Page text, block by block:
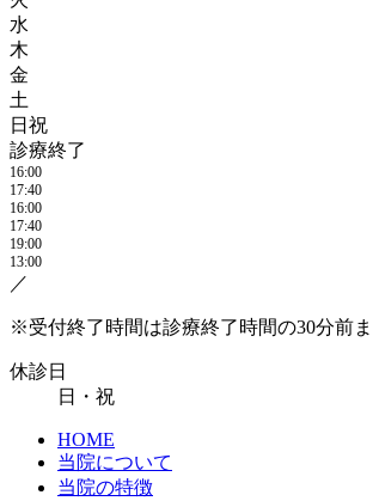
水
木
金
土
日祝
診療終了
16:00
17:40
16:00
17:40
19:00
13:00
／
※受付終了時間は診療終了時間の30分前ま
休診日
日・祝
HOME
当院について
当院の特徴